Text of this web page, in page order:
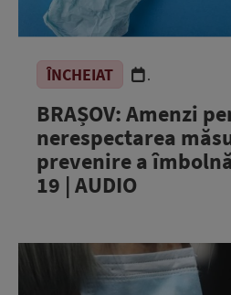
ÎNCHEIAT .
BRAȘOV: Amenzi
nerespectarea
prevenire a
19 | AUDIO